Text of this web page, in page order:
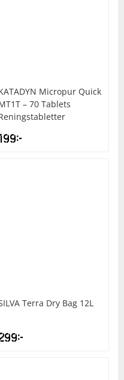
Micropur Quick
– 70 Tablets
kr
Terra Dry Bag 12L
kr